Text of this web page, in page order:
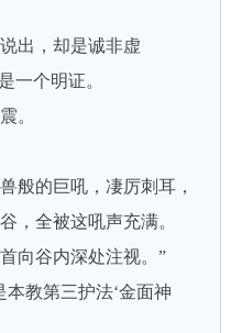
出，却是诚非虚
一个明证。
。
的巨吼，凄厉刺耳，
，全被这吼声充满。
谷内深处注视。”
教第三护法‘金面神